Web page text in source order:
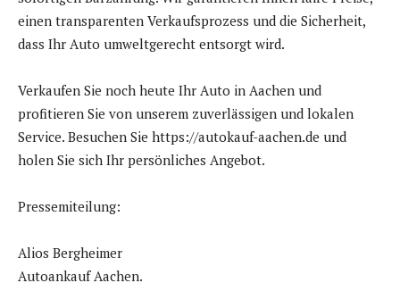
einen transparenten Verkaufsprozess und die Sicherheit,
dass Ihr Auto umweltgerecht entsorgt wird.
Verkaufen Sie noch heute Ihr Auto in Aachen und
profitieren Sie von unserem zuverlässigen und lokalen
Service. Besuchen Sie https://autokauf-aachen.de und
holen Sie sich Ihr persönliches Angebot.
Pressemiteilung:
Alios Bergheimer
Autoankauf Aachen.